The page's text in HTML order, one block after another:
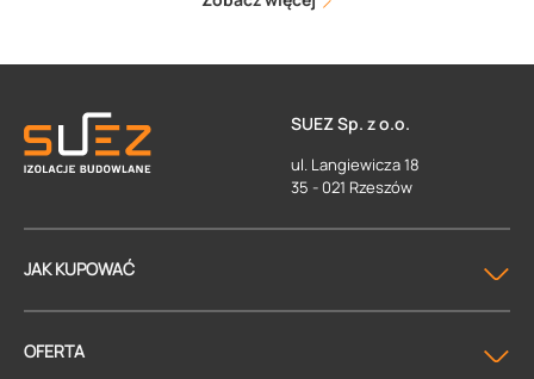
SUEZ Sp. z o.o.
ul. Langiewicza 18
35 - 021 Rzeszów
JAK KUPOWAĆ
OFERTA